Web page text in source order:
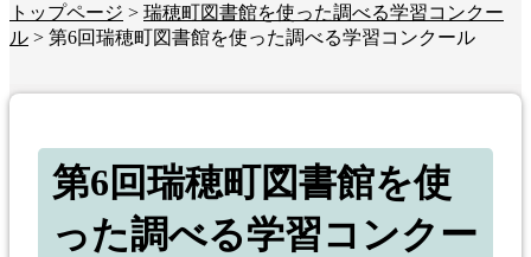
トップページ > 瑞穂町図書館を使った調べる学習コンクー
ル > 第6回瑞穂町図書館を使った調べる学習コンクール
第6回瑞穂町図書館を使
った調べる学習コンクー